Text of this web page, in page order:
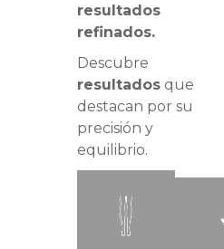
resultados
refinados.
Descubre
resultadosque
destacan por su
precisión y
equilibrio.